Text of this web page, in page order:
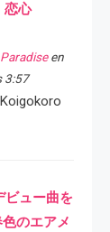
恋心
en
3:57
ビュー曲を
のエアメ